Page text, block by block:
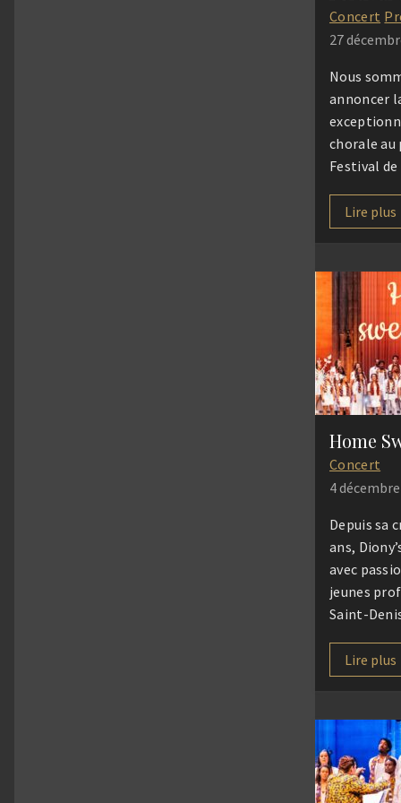
Concert
27
Nous
annoncer
chorale
Festival
Lire plus
Home
Concert
4
Depuis sa
ans,
avec
jeunes
Saint-
les chants
richesse
musical
moments
Lire plus